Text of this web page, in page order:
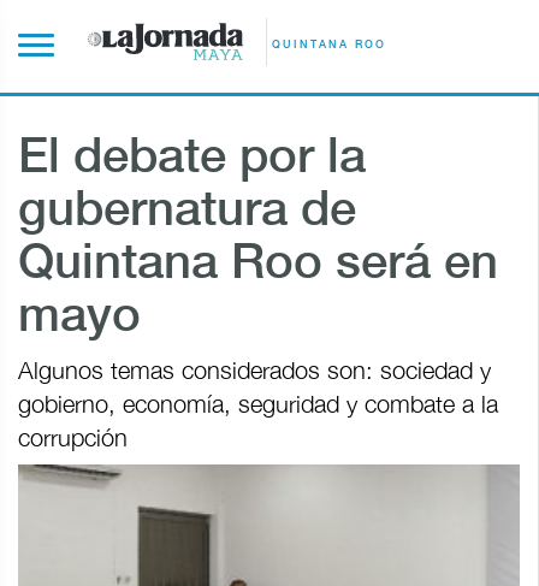
QUINTANA ROO
El debate por la
gubernatura de
Quintana Roo será en
mayo
Algunos temas considerados son: sociedad y
gobierno, economía, seguridad y combate a la
corrupción